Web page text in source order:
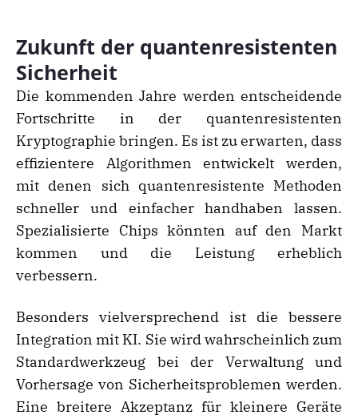
Zukunft der quantenresistenten
Sicherheit
Die kommenden Jahre werden entscheidende
Fortschritte in der quantenresistenten
Kryptographie bringen. Es ist zu erwarten, dass
effizientere Algorithmen entwickelt werden,
mit denen sich quantenresistente Methoden
schneller und einfacher handhaben lassen.
Spezialisierte Chips könnten auf den Markt
kommen und die Leistung erheblich
verbessern.
Besonders vielversprechend ist die bessere
Integration mit KI. Sie wird wahrscheinlich zum
Standardwerkzeug bei der Verwaltung und
Vorhersage von Sicherheitsproblemen werden.
Eine breitere Akzeptanz für kleinere Geräte